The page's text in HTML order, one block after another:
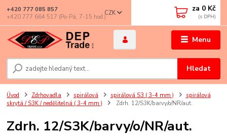
Menu
CZK
Hledat
+420 777 085 857
+420 777 664 517 (Po-Pá, 7-15 hod.)
za 0 Kč
Úvod Zdrhovadla spirálová spirálová S3 ( 3-4 mm )
spirálová
skrytá / S3K / nedělitelná ( 3-4 mm )
Zdrh. 12/S3K/barvy/o/NR/aut.
Zdrh. 12/S3K/barvy/o/NR/aut.